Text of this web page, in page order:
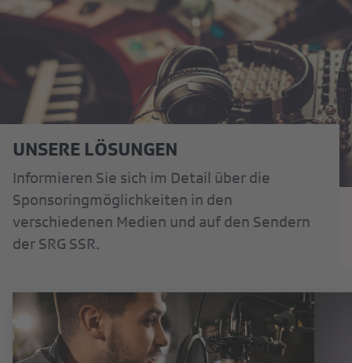
UNSERE LÖSUNGEN
Informieren Sie sich im Detail über die
Sponsoringmöglichkeiten in den
verschiedenen Medien und auf den Sendern
der SRG SSR.